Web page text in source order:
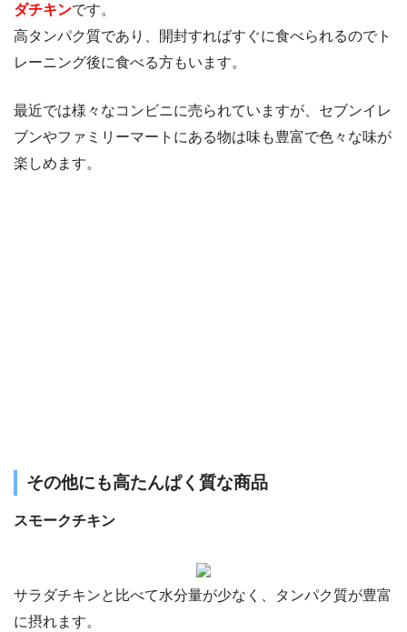
ダチキンです。
高タンパク質であり、開封すればすぐに食べられるのでト
レーニング後に食べる方もいます。
最近では様々なコンビニに売られていますが、セブンイレ
ブンやファミリーマートにある物は味も豊富で色々な味が
楽しめます。
その他にも高たんぱく質な商品
スモークチキン
サラダチキンと比べて水分量が少なく、タンパク質が豊富
に摂れます。